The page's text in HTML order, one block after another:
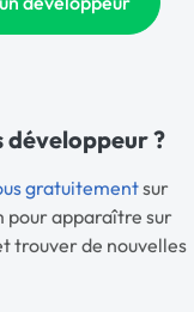
développeur ?
gratuitementsur
pour apparaître sur
trouver de nouvelles